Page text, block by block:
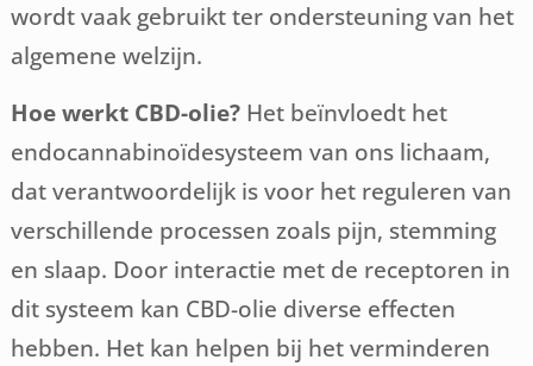
wordt vaak gebruikt ter ondersteuning van het
algemene welzijn.
Hoe werkt CBD-olie? Het beïnvloedt het
endocannabinoïdesysteem van ons lichaam,
dat verantwoordelijk is voor het reguleren van
verschillende processen zoals pijn, stemming
en slaap. Door interactie met de receptoren in
dit systeem kan CBD-olie diverse effecten
hebben. Het kan helpen bij het verminderen